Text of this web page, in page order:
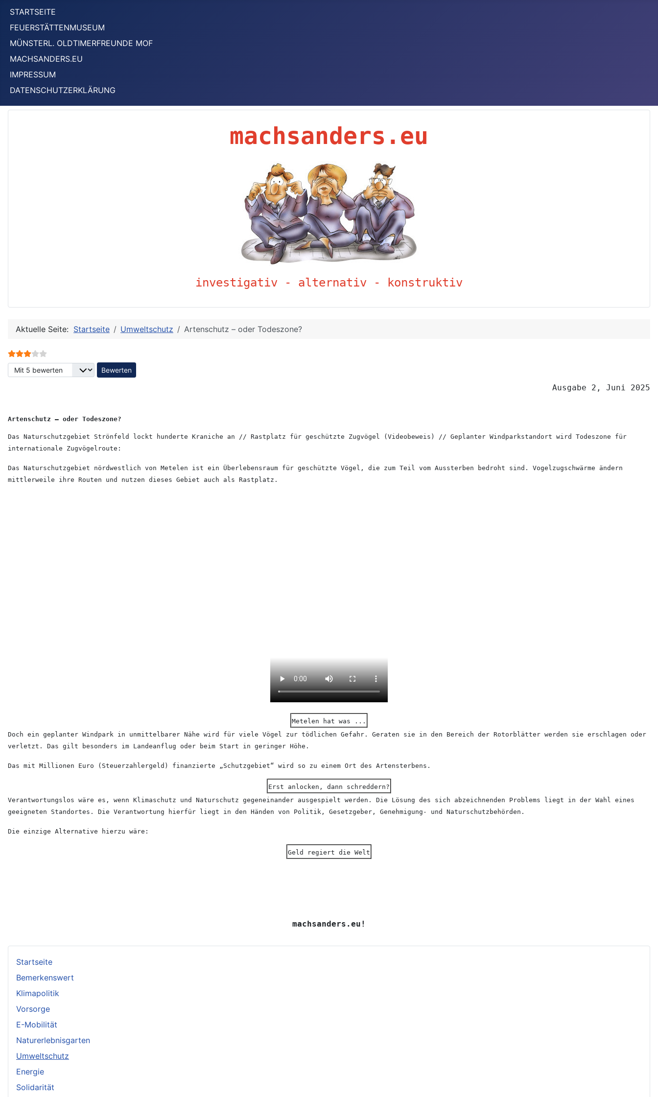
STARTSEITE
FEUERSTÄTTENMUSEUM
MÜNSTERL. OLDTIMERFREUNDE MOF
MACHSANDERS.EU
IMPRESSUM
DATENSCHUTZERKLÄRUNG
machsanders.eu
investigativ - alternativ - konstruktiv
Startseite
Bemerkenswert
Klimapolitik
Vorsorge
E-Mobilität
Naturerlebnisgarten
Umweltschutz
Energie
Solidarität
Aktuelle Seite: Startseite Umweltschutz Artenschutz – oder Todeszone?
Bewertung:
Bitte bewerten
Ausgabe 2, Juni 2025
Artenschutz – oder Todeszone?
Das Naturschutzgebiet Strönfeld lockt hunderte Kraniche an // Rastplatz für geschützte Zugvögel (Videobeweis) // Geplanter Windparkstandort wird Todeszone für
internationale Zugvögelroute:
Das Naturschutzgebiet nördwestlich von Metelen ist ein Überlebensraum für geschützte Vögel, die zum Teil vom Aussterben bedroht sind. Vogelzugschwärme ändern
mittlerweile ihre Routen und nutzen dieses Gebiet auch als Rastplatz.
Metelen hat was ...
Doch ein geplanter Windpark in unmittelbarer Nähe wird für viele Vögel zur tödlichen Gefahr. Geraten sie in den Bereich der Rotorblätter werden sie erschlagen oder
verletzt. Das gilt besonders im Landeanflug oder beim Start in geringer Höhe.
Das mit Millionen Euro (Steuerzahlergeld) finanzierte „Schutzgebiet“ wird so zu einem Ort des Artensterbens.
Erst anlocken, dann schreddern?
Verantwortungslos wäre es, wenn Klimaschutz und Naturschutz gegeneinander ausgespielt werden. Die Lösung des sich abzeichnenden Problems liegt in der Wahl eines
geeigneten Standortes. Die Verantwortung hierfür liegt in den Händen von Politik, Gesetzgeber, Genehmigung- und Naturschutzbehörden.
Die einzige Alternative hierzu wäre:
Geld regiert die Welt
machsanders.eu!